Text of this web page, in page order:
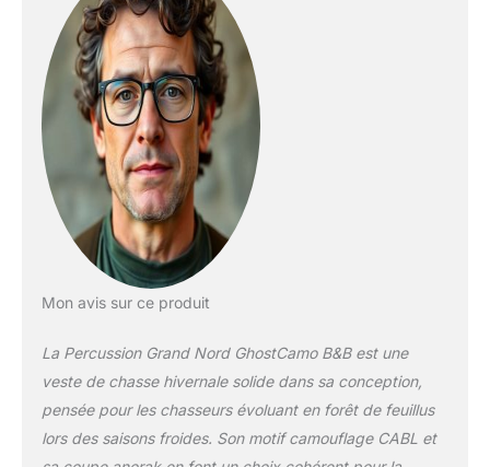
MadeinChasse
Produit neuf, sous
emballage d'origine.
Mon avis sur ce produit
La Percussion Grand Nord GhostCamo B&B est une
veste de chasse hivernale solide dans sa conception,
pensée pour les chasseurs évoluant en forêt de feuillus
lors des saisons froides. Son motif camouflage CABL et